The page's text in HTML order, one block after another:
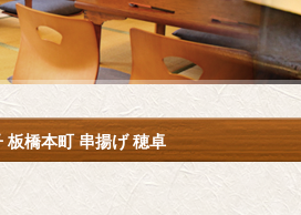
板橋本町 串揚げ 穂卓